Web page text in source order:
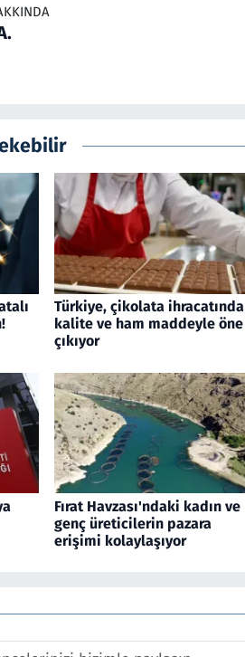
Türkiye, çikolata ihracatında
kalite ve ham maddeyle öne
çıkıyor
Fırat Havzası'ndaki kadın ve
genç üreticilerin pazara
erişimi kolaylaşıyor